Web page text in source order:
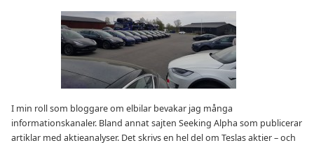
I min roll som bloggare om elbilar bevakar jag många
informationskanaler. Bland annat sajten Seeking Alpha som publicerar
artiklar med aktieanalyser. Det skrivs en hel del om Teslas aktier – och